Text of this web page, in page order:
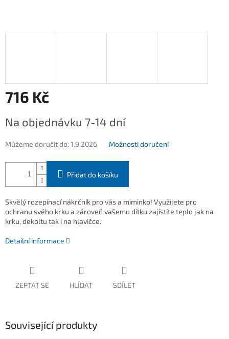
716 Kč
cena:
Na objednávku 7-14 dní
Můžeme doručit do:1.9.2026 Možnosti doručení
Přidat do košíku
Skvělý rozepínací nákrčník pro vás a miminko! Využijete pro
ochranu svého krku a zároveň vašemu dítku zajístíte teplo jak na
krku, dekoltu tak i na hlavičce.
Detailní informace
ZEPTAT SE HLÍDAT SDÍLET
Související produkty